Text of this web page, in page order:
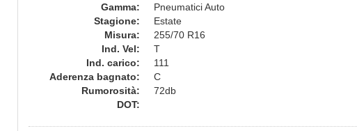
Gamma:
Pneumatici Auto
Stagione:
Estate
Misura:
255/70 R16
Ind. Vel:
T
Ind. carico:
111
Aderenza bagnato:
C
Rumorosità:
72db
DOT: